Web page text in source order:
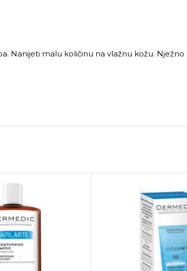
Nanijeti malu količinu na vlažnu kožu.